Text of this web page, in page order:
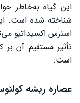
این گیاه به‌خاطر
شناخته شده است.
استرس اکسیداتیو
تأثیر مستقیم آن
است.
عصاره ریشه